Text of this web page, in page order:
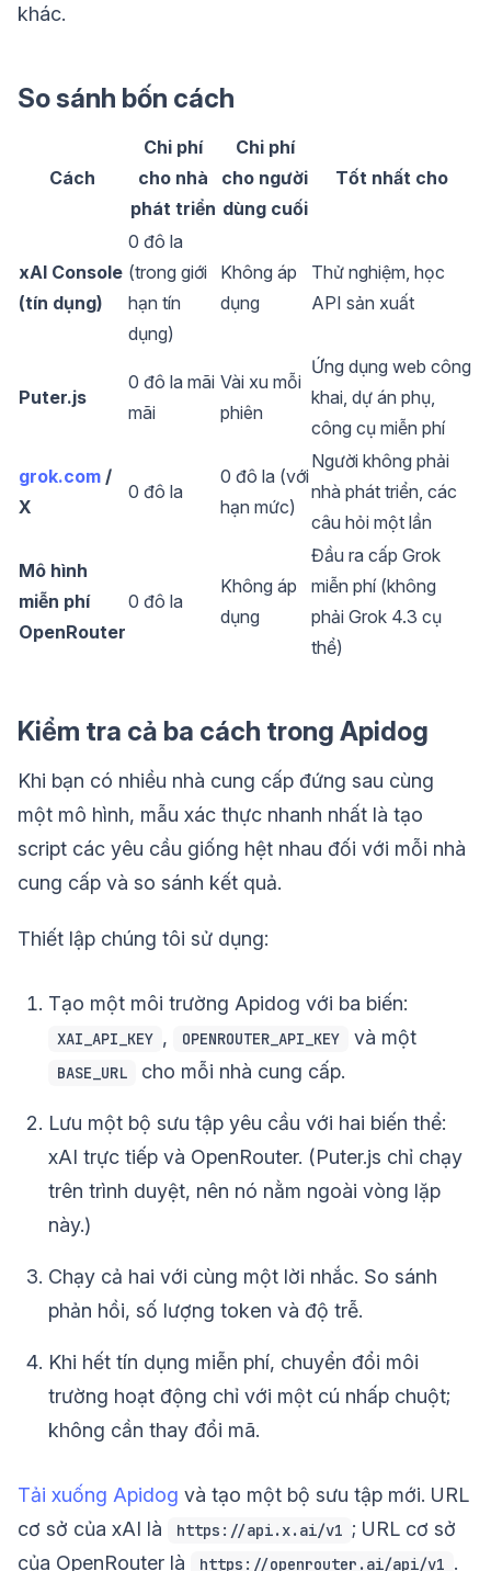
khác.
So sánh bốn cách
Cách
Chi phí
cho nhà
phát triển
Chi phí
cho người
dùng cuối
Tốt nhất cho
xAI Console
(tín dụng)
0 đô la
(trong giới
hạn tín
dụng)
Không áp
dụng
Thử nghiệm, học
API sản xuất
Puter.js
0 đô la mãi
mãi
Vài xu mỗi
phiên
Ứng dụng web công
khai, dự án phụ,
công cụ miễn phí
grok.com /
X
0 đô la
0 đô la (với
hạn mức)
Người không phải
nhà phát triển, các
câu hỏi một lần
Mô hình
miễn phí
OpenRouter
0 đô la
Không áp
dụng
Đầu ra cấp Grok
miễn phí (không
phải Grok 4.3 cụ
thể)
Kiểm tra cả ba cách trong Apidog
Khi bạn có nhiều nhà cung cấp đứng sau cùng
một mô hình, mẫu xác thực nhanh nhất là tạo
script các yêu cầu giống hệt nhau đối với mỗi nhà
cung cấp và so sánh kết quả.
Thiết lập chúng tôi sử dụng:
Tạo một môi trường Apidog với ba biến:
XAI_API_KEY , OPENROUTER_API_KEY và một
BASE_URL cho mỗi nhà cung cấp.
Lưu một bộ sưu tập yêu cầu với hai biến thể:
xAI trực tiếp và OpenRouter. (Puter.js chỉ chạy
trên trình duyệt, nên nó nằm ngoài vòng lặp
này.)
Chạy cả hai với cùng một lời nhắc. So sánh
phản hồi, số lượng token và độ trễ.
Khi hết tín dụng miễn phí, chuyển đổi môi
trường hoạt động chỉ với một cú nhấp chuột;
không cần thay đổi mã.
Tải xuống Apidog và tạo một bộ sưu tập mới. URL
cơ sở của xAI là
https://api.x.ai/v1 ; URL cơ sở
của OpenRouter là
https://openrouter.ai/api/v1 .